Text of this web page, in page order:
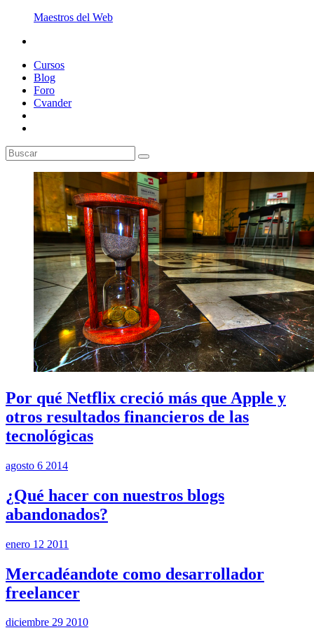
Maestros del Web
Cursos
Blog
Foro
Cvander
Por qué Netflix creció más que Apple y
otros resultados financieros de las
tecnológicas
agosto 6 2014
¿Qué hacer con nuestros blogs
abandonados?
enero 12 2011
Mercadéandote como desarrollador
freelancer
diciembre 29 2010